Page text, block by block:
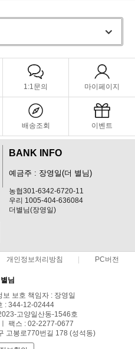
1:1문의 마이페이지
배송조회 이벤트
BANK INFO
예금주 : 장영일(더 별님)
농협301-6342-6720-11
우리 1005-404-636084
더별님(장영일)
개인정보처리방침 PC버전
님
보호 책임자 : 장영일
: 344-12-02444
고양일산동-1546호
팩스 : 02-2277-0677
고봉로770번길 178 (성석동)